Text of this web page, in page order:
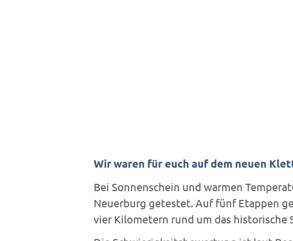
KLETTERSTEIG
NEUERBURG
Wir waren für euch auf dem neuen
Bei Sonnenschein und warmen
Neuerburg getestet. Auf fünf Etappen
vier Kilometern rund um das historische